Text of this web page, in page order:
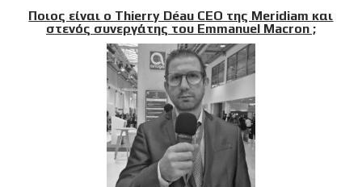
Ποιος είναι ο Thierry Déau CEO της Meridiam και
στενός συνεργάτης του Emmanuel Macron ;